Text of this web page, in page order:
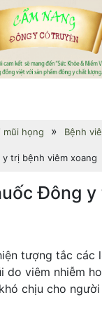
mũi họng » Bệnh
trị bệnh viêm xoang
Đông
tượng tắc các
do viêm nhiễm
chịu cho người